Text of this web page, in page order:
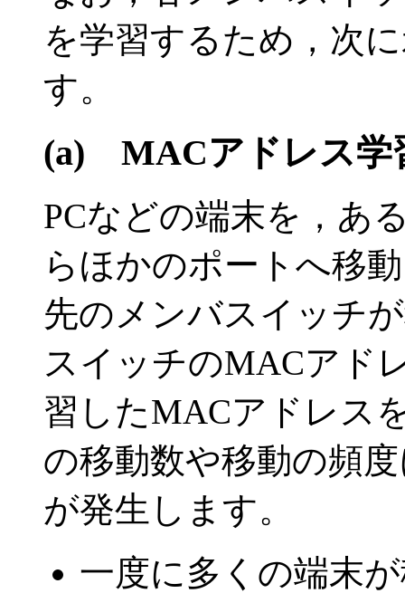
を学習するため，次
す。
(a) MACアドレス学
PCなどの端末を，あ
らほかのポートへ移
先のメンバスイッチ
スイッチのMACアド
習したMACアドレス
の移動数や移動の頻
が発生します。
一度に多くの端末